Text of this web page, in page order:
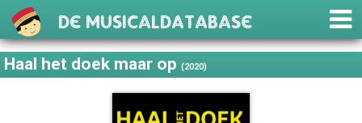
De Musicaldatabase
Haal het doek maar op(2020)